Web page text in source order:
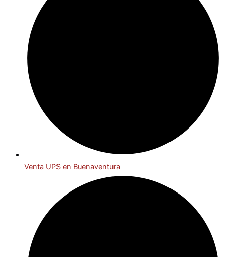
Venta UPS en Buenaventura